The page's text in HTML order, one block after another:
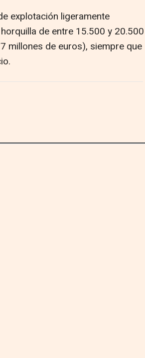
explotación ligeramente
de entre 15.500 y 20.500
millones de euros), siempre que